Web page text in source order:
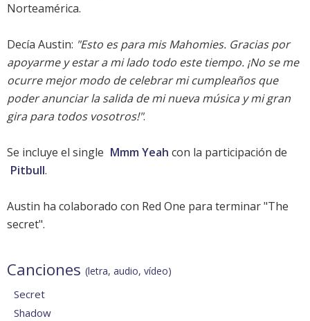
Norteamérica.
Decía Austin: "Esto es para mis Mahomies. Gracias por
apoyarme y estar a mi lado todo este tiempo. ¡No se me
ocurre mejor modo de celebrar mi cumpleaños que
poder anunciar la salida de mi nueva música y mi gran
gira para todos vosotros!".
Se incluye el single Mmm Yeah con la participación de
Pitbull.
Austin ha colaborado con Red One para terminar "The
secret".
Canciones (letra, audio, vídeo)
Secret
Shadow